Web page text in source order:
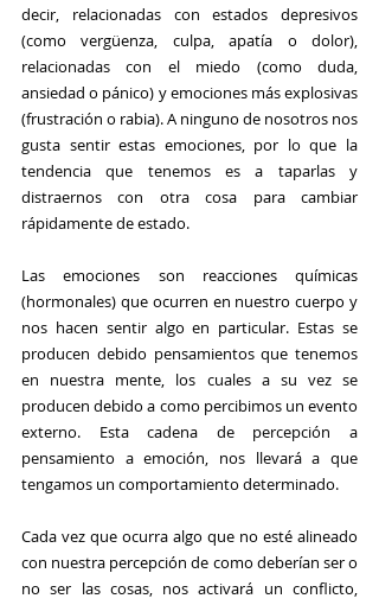
decir, relacionadas con estados depresivos
(como vergüenza, culpa, apatía o dolor),
relacionadas con el miedo (como duda,
ansiedad o pánico) y emociones más explosivas
(frustración o rabia). A ninguno de nosotros nos
gusta sentir estas emociones, por lo que la
tendencia que tenemos es a taparlas y
distraernos con otra cosa para cambiar
rápidamente de estado.
Las emociones son reacciones químicas
(hormonales) que ocurren en nuestro cuerpo y
nos hacen sentir algo en particular. Estas se
producen debido pensamientos que tenemos
en nuestra mente, los cuales a su vez se
producen debido a como percibimos un evento
externo. Esta cadena de percepción a
pensamiento a emoción, nos llevará a que
tengamos un comportamiento determinado.
Cada vez que ocurra algo que no esté alineado
con nuestra percepción de como deberían ser o
no ser las cosas, nos activará un conflicto,